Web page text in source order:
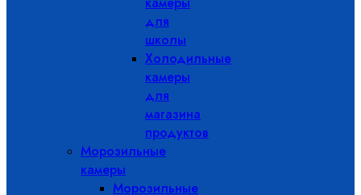
для
школы
Холодильные
камеры
для
магазина
продуктов
Морозильные
камеры
Морозильные